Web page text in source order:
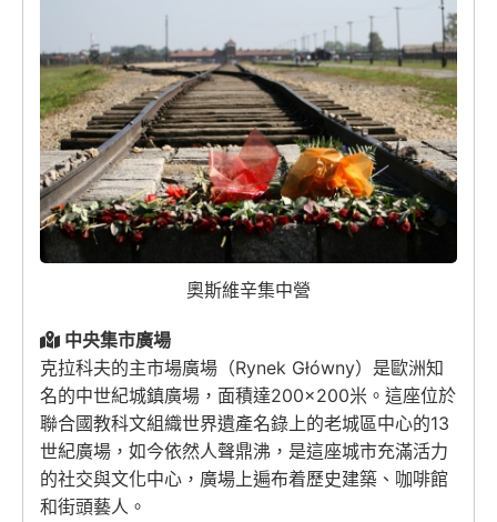
奧斯維辛集中營
中央集市廣場
克拉科夫的主市場廣場（Rynek Główny）是歐洲知
名的中世紀城鎮廣場，面積達200×200米。這座位於
聯合國教科文組織世界遺產名錄上的老城區中心的13
世紀廣場，如今依然人聲鼎沸，是這座城市充滿活力
的社交與文化中心，廣場上遍布着歷史建築、咖啡館
和街頭藝人。